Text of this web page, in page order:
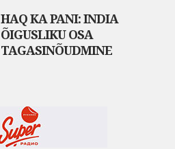
HAQ KA PANI: INDIA
ÕIGUSLIKU OSA
TAGASINÕUDMINE